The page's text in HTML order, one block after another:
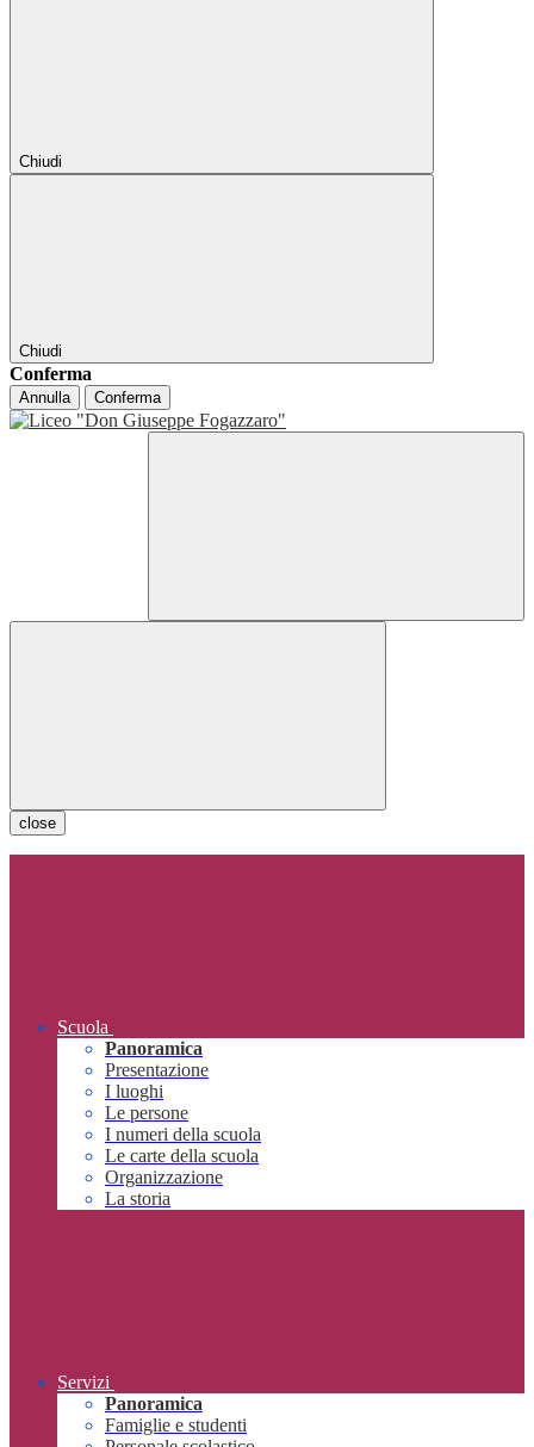
Chiudi
Chiudi
Conferma
Annulla Conferma
close
Scuola
Panoramica
Presentazione
I luoghi
Le persone
I numeri della scuola
Le carte della scuola
Organizzazione
La storia
Servizi
Panoramica
Famiglie e studenti